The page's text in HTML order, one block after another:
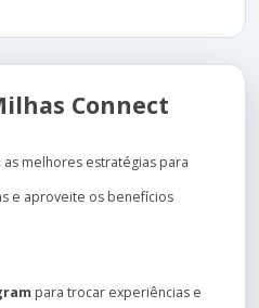
Connect
melhores estratégias para
e aproveite os benefícios
para trocar experiências e